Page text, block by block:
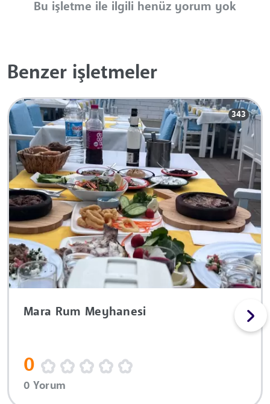
Bu işletme ile ilgili henüz yorum yok
Benzer işletmeler
343
Mara Rum Meyhanesi
0
0 Yorum